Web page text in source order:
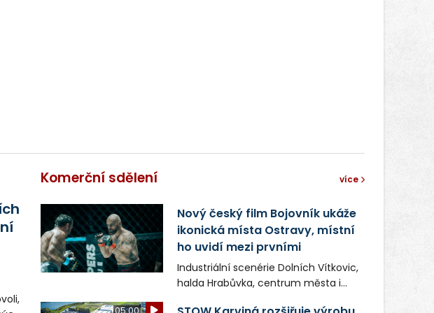
Komerční sdělení více
Nový český film Bojovník ukáže
ikonická místa Ostravy, místní
ho uvidí mezi prvními
Industriální scenérie Dolních Vítkovic,
halda Hrabůvka, centrum města i
05:00